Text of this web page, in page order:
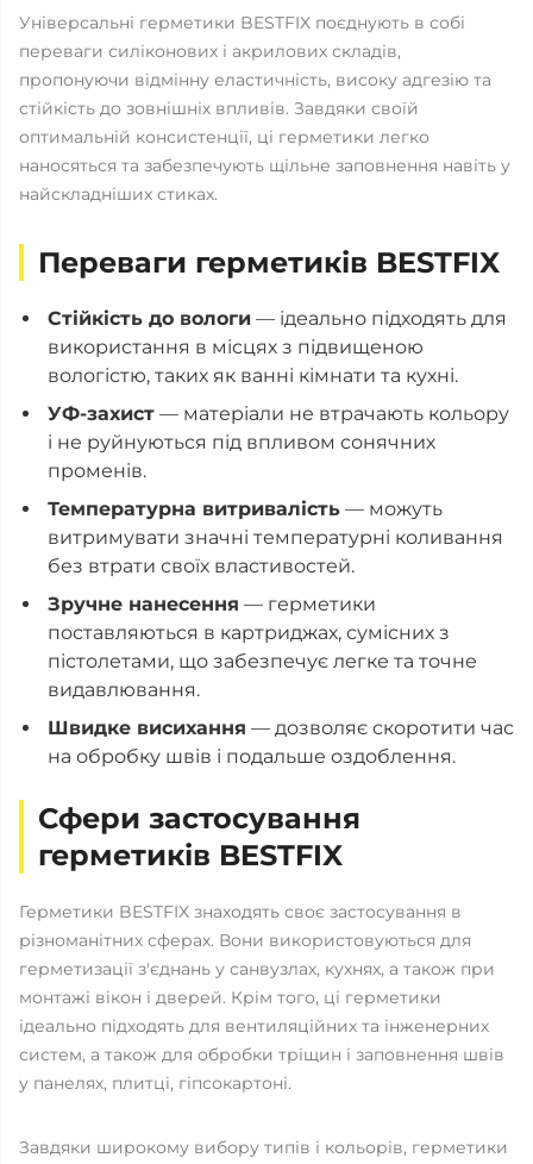
Універсальні герметики BESTFIX поєднують в собі
переваги силіконових і акрилових складів,
пропонуючи відмінну еластичність, високу адгезію та
стійкість до зовнішніх впливів. Завдяки своїй
оптимальній консистенції, ці герметики легко
наносяться та забезпечують щільне заповнення навіть у
найскладніших стиках.
Переваги герметиків BESTFIX
Стійкість до вологи — ідеально підходять для
використання в місцях з підвищеною
вологістю, таких як ванні кімнати та кухні.
УФ-захист — матеріали не втрачають кольору
і не руйнуються під впливом сонячних
променів.
Температурна витривалість — можуть
витримувати значні температурні коливання
без втрати своїх властивостей.
Зручне нанесення — герметики
поставляються в картриджах, сумісних з
пістолетами, що забезпечує легке та точне
видавлювання.
Швидке висихання — дозволяє скоротити час
на обробку швів і подальше оздоблення.
Сфери застосування
герметиків BESTFIX
Герметики BESTFIX знаходять своє застосування в
різноманітних сферах. Вони використовуються для
герметизації з'єднань у санвузлах, кухнях, а також при
монтажі вікон і дверей. Крім того, ці герметики
ідеально підходять для вентиляційних та інженерних
систем, а також для обробки тріщин і заповнення швів
у панелях, плитці, гіпсокартоні.
Завдяки широкому вибору типів і кольорів, герметики